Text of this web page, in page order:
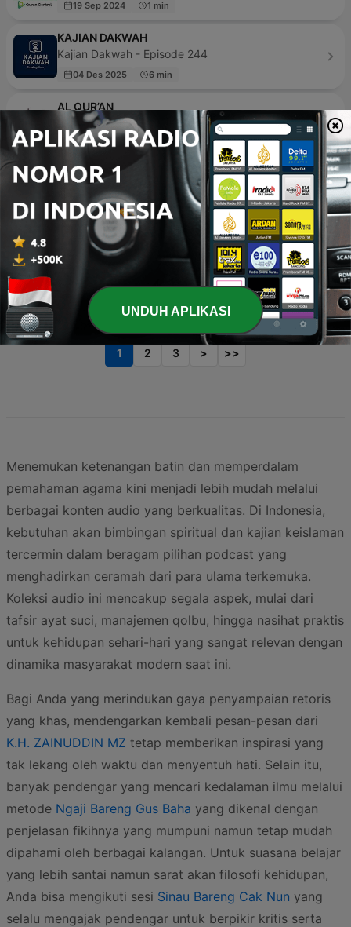
19 Sep 2024 1 min
KAJIAN DAKWAH
Kajian Dakwah - Episode 244
04 Des 2025 6 min
AL QUR’AN
AkrFw - Episode 113
14 Mar 2023 43 min
Pengajian KH Anwar Zahid
Pengajian KH Anwar Zahid - Episode 8
03 Nov 2020 44 min
Holy Quran Daily Podcast
Quran-Cast.net - Episode 293
Halaman1dari4
1
2 3 > >>
Menemukan ketenangan batin dan memperdalam
pemahaman agama kini menjadi lebih mudah melalui
berbagai konten audio yang berkualitas. Di Indonesia,
kebutuhan akan bimbingan spiritual dan kajian keislaman
tercermin dalam beragam pilihan podcast yang
menghadirkan ceramah dari para ulama terkemuka.
Koleksi audio ini mencakup segala aspek, mulai dari
tafsir ayat suci, manajemen qolbu, hingga nasihat praktis
untuk kehidupan sehari-hari yang sangat relevan dengan
dinamika masyarakat modern saat ini.
Bagi Anda yang merindukan gaya penyampaian retoris
yang khas, mendengarkan kembali pesan-pesan dari
K.H. ZAINUDDIN MZ tetap memberikan inspirasi yang
tak lekang oleh waktu dan menyentuh hati. Selain itu,
banyak pendengar yang mencari kedalaman ilmu melalui
metode Ngaji Bareng Gus Baha yang dikenal dengan
penjelasan fikihnya yang mumpuni namun tetap mudah
dipahami oleh berbagai kalangan. Untuk suasana belajar
yang lebih santai namun sarat akan filosofi kehidupan,
Anda bisa mengikuti sesi Sinau Bareng Cak Nun yang
selalu mengajak pendengar untuk berpikir kritis serta
UNDUH APLIKASI